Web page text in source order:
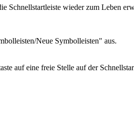
Schnellstartleiste wieder zum Leben
Neue Symbolleisten" aus.
auf eine freie Stelle auf der